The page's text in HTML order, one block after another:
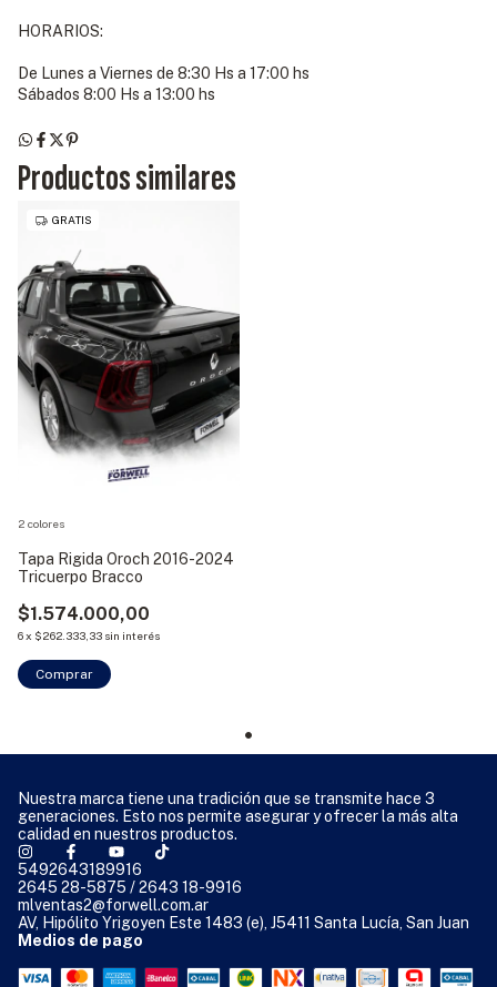
HORARIOS:
De Lunes a Viernes de 8:30 Hs a 17:00 hs
Sábados 8:00 Hs a 13:00 hs
Productos similares
GRATIS
Tapa Rigida Oroch 2016-2024
Tricuerpo Bracco
$1.574.000,00
6x $262.333,33 sin interés
2 colores
Comprar
Nuestra marca tiene una tradición que se transmite hace 3
generaciones. Esto nos permite asegurar y ofrecer la más alta
calidad en nuestros productos.
5492643189916
2645 28-5875 / 2643 18-9916
mlventas2@forwell.com.ar
AV, Hipólito Yrigoyen Este 1483 (e), J5411 Santa Lucía, San Juan
Medios de pago